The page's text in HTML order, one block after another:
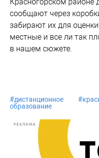
сообщают через
забирают их для
местные и все ли так
в нашем сюжете.
#дистанционное
образование
#
РЕКЛАМА